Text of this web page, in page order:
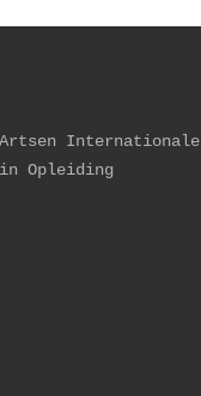
Internationale
in Opleiding